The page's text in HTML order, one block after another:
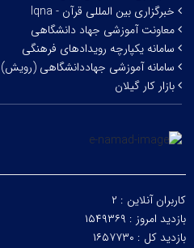
خبرگزاری بین المللی قرآن - Iqna
معاونت آموزشی جهاد دانشگاهی
سامانه یکپارچه رویدادهای فرهنگی
سامانه آموزشی جهاددانشگاهی (رویش)
بازار کار گیلان
کاربران آنلاین : ۲
بازدید امروز : ۱۵۴۹۳۶۹
بازدید کل : ۱۶۵۷۷۳۰